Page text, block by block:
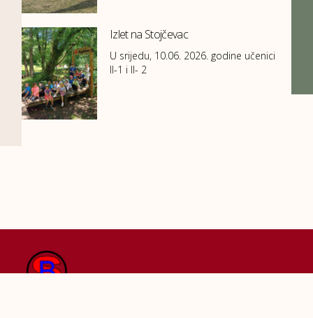
Izlet na Stojčevac
U srijedu, 10.06. 2026. godine učenici
II-1 i II- 2